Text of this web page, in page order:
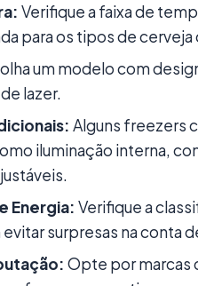
Verifique a faixa de
para os tipos de
um modelo com
lazer.
Alguns freezers
iluminação interna,
Energia: Verifique a
surpresas na conta
Opte por marcas